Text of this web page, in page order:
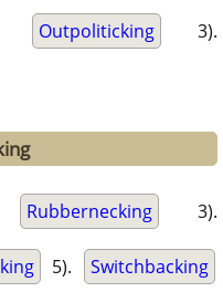
Outpoliticking 3).
Rubbernecking 3).
5). Switchbacking